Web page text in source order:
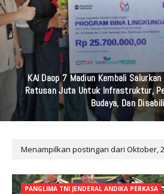
KAI Daop 7 Madiun Kembali
Ratusan Juta Untuk Infrastruktur,
Budaya, Dan
Menampilkan postingan dari Oktober,
PANGLIMA TNI JENDERAL ANDIKA PERKASA